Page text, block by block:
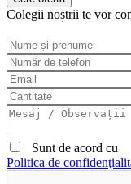
Colegii noștrii te vor
Sunt de acord cu
Politica de